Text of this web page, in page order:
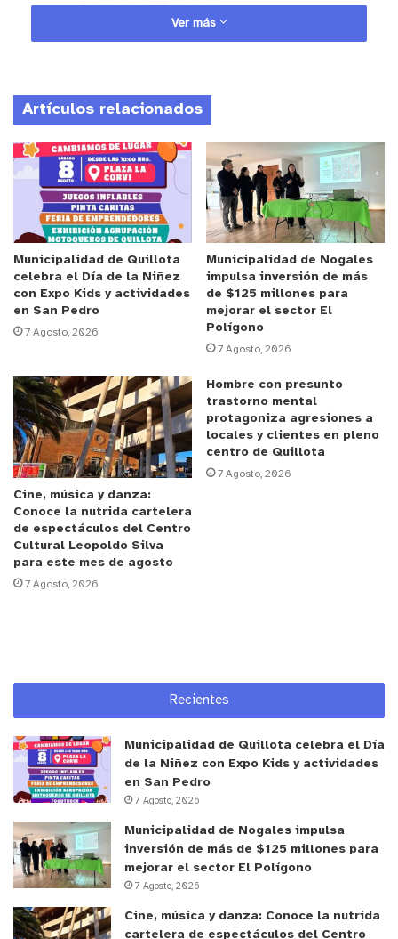
campeonaAntonia Saa Manríquez.
convirtiéndose rápidamente en una de las jugadoras más
destacadas de la región y el país.
Junto a Ximena, también participaron otros siete jóvenes
ajedrecistas de la comuna: Renata Sánchez Pacheco, Ian
Llanos Toro, Jorge Belmar Obreque, Rafael Sánchez Pacheco,
Renato Mendoza Rivers, Benjamín Rivadeneira Maturana y
Eduardo Coaguila Amesquita, todos representantes del Club
Academia de Ajedrez de Villa Alemana.
Su participación en este torneo nacional realizado en la
capital, fue gracias al apoyo particular y gran esfuerzo
realizado por parte de su familia, profesores y club de
ajedrez, cuyo respaldo fue fundamental.
y tú, ¿qué opinas?
Ver más
Artículos relacionados
Municipalidad de Quillota
celebra el Día de la Niñez
con Expo Kids y actividades
en San Pedro
7 Agosto, 2026
Municipalidad de Nogales
impulsa inversión de más
de $125 millones para
mejorar el sector El
Polígono
7 Agosto, 2026
Cine, música y danza:
Conoce la nutrida cartelera
de espectáculos del Centro
Cultural Leopoldo Silva
para este mes de agosto
7 Agosto, 2026
Hombre con presunto
trastorno mental
protagoniza agresiones a
locales y clientes en pleno
centro de Quillota
7 Agosto, 2026
Recientes
Municipalidad de Quillota celebra el Día
de la Niñez con Expo Kids y actividades
en San Pedro
7 Agosto, 2026
Municipalidad de Nogales impulsa
inversión de más de $125 millones para
mejorar el sector El Polígono
7 Agosto, 2026
Cine, música y danza: Conoce la nutrida
cartelera de espectáculos del Centro